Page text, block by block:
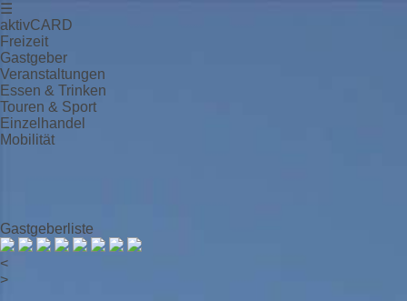
☰
aktivCARD
Freizeit
Gastgeber
Veranstaltungen
Essen & Trinken
Touren & Sport
Einzelhandel
Mobilität
Gastgeberliste
<
>